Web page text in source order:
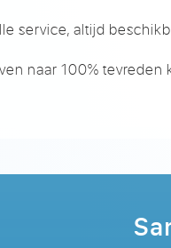
service, altijd
naar 100% tevreden